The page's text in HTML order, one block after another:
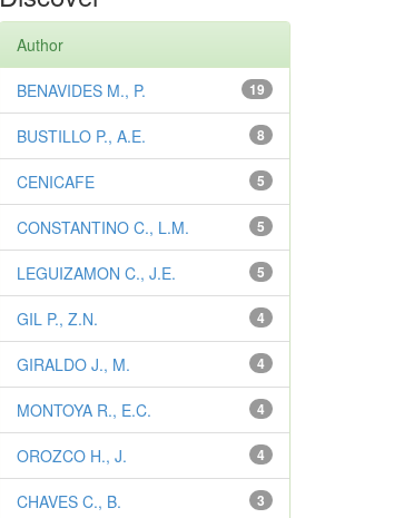
Author
19
BENAVIDES M., P.
8
BUSTILLO P., A.E.
5
CENICAFE
5
CONSTANTINO C., L.M.
5
LEGUIZAMON C., J.E.
4
GIL P., Z.N.
4
GIRALDO J., M.
4
MONTOYA R., E.C.
4
OROZCO H., J.
3
CHAVES C., B.